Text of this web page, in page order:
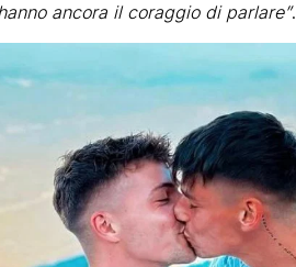
ancora il coraggio di parlare”.